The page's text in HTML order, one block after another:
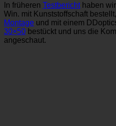
In früheren Testberichthaben
Win. mit Kunststoffschaft
Montage und mit einem
30×50 bestückt und uns die
angeschaut.